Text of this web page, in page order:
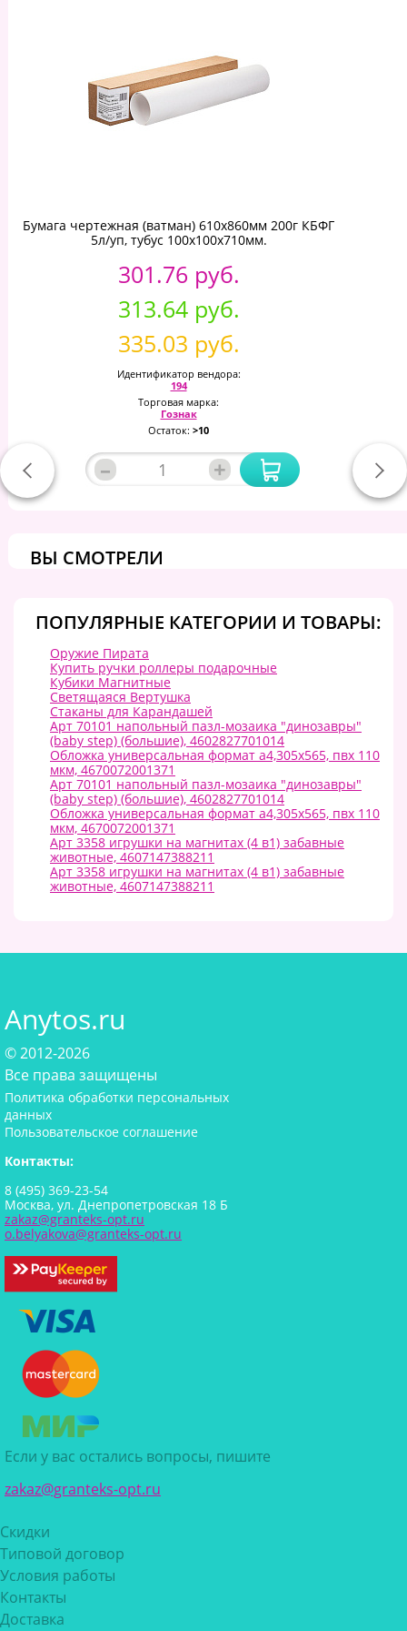
Бумага чертежная (ватман) 610х860мм 200г КБФГ
5л/уп, тубус 100х100х710мм.
301.76 руб.
313.64 руб.
335.03 руб.
Идентификатор вендора:
194
Торговая марка:
Гознак
Остаток: >10
– +
ВЫ СМОТРЕЛИ
ПОПУЛЯРНЫЕ КАТЕГОРИИ И ТОВАРЫ:
Оружие Пирата
Купить ручки роллеры подарочные
Кубики Магнитные
Светящаяся Вертушка
Стаканы для Карандашей
Арт 70101 напольный пазл-мозаика "динозавры"
(baby step) (большие), 4602827701014
Обложка универсальная формат а4,305x565, пвх 110
мкм, 4670072001371
Арт 70101 напольный пазл-мозаика "динозавры"
(baby step) (большие), 4602827701014
Обложка универсальная формат а4,305x565, пвх 110
мкм, 4670072001371
Арт 3358 игрушки на магнитах (4 в1) забавные
животные, 4607147388211
Арт 3358 игрушки на магнитах (4 в1) забавные
животные, 4607147388211
Anytos.ru
© 2012-2026
Все права защищены
Политика обработки персональных
данных
Пользовательское соглашение
Контакты:
8 (495) 369-23-54
Москва, ул. Днепропетровская 18 Б
zakaz@granteks-opt.ru
o.belyakova@granteks-opt.ru
Если у вас остались вопросы, пишите
zakaz@granteks-opt.ru
Скидки
Типовой договор
Условия работы
Контакты
Доставка